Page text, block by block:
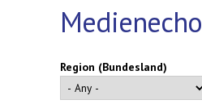
Medienecho
Region (Bundesland)